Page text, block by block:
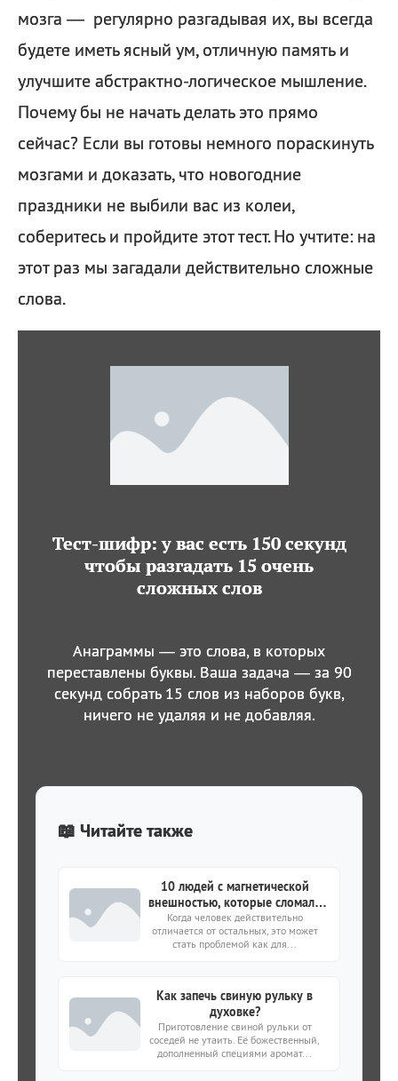
мозга — регулярно разгадывая их, вы всегда
будете иметь ясный ум, отличную память и
улучшите абстрактно-логическое мышление.
Почему бы не начать делать это прямо
сейчас? Если вы готовы немного пораскинуть
мозгами и доказать, что новогодние
праздники не выбили вас из колеи,
соберитесь и пройдите этот тест. Но учтите: на
этот раз мы загадали действительно сложные
слова.
Тест-шифр: у вас есть 150 секунд
чтобы разгадать 15 очень
сложных слов
Анаграммы — это слова, в которых
переставлены буквы. Ваша задача — за 90
секунд собрать 15 слов из наборов букв,
ничего не удаляя и не добавляя.
📖 Читайте также
10 людей с магнетической
внешностью, которые сломали
все стандарты красоты
Когда человек действительно
отличается от остальных, это может
стать проблемой как для...
Как запечь свиную рульку в
духовке?
Приготовление свиной рульки от
соседей не утаить. Её божественный,
дополненный специями аромат...